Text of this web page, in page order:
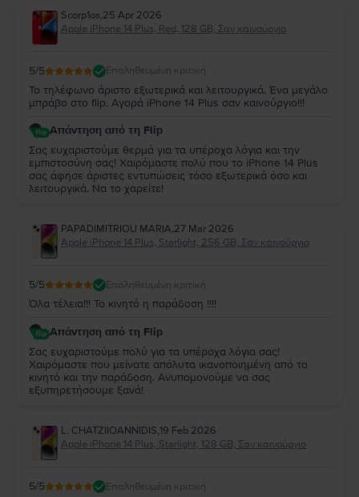
Scorp1os,25 Apr 2026
Apple iPhone 14 Plus, Red, 128 GB, Σαν καινούργιο
5/5 Επαληθευμένη κριτική
Το τηλέφωνο άριστο εξωτερικά και λειτουργικά. Ένα μεγάλο
μπράβο στο flip. Αγορά iPhone 14 Plus σαν καινούργιο!!!
Απάντηση από τη Flip
Σας ευχαριστούμε θερμά για τα υπέροχα λόγια και την
εμπιστοσύνη σας! Χαιρόμαστε πολύ που το iPhone 14 Plus
σας άφησε άριστες εντυπώσεις τόσο εξωτερικά όσο και
λειτουργικά. Να το χαρείτε!
PAPADIMITRIOU MARIA,27 Mar 2026
Apple iPhone 14 Plus, Starlight, 256 GB, Σαν καινούργιο
5/5 Επαληθευμένη κριτική
Όλα τέλεια!!! Το κινητό η παράδοση !!!!
Απάντηση από τη Flip
Σας ευχαριστούμε πολύ για τα υπέροχα λόγια σας!
Χαιρόμαστε που μείνατε απόλυτα ικανοποιημένη από το
κινητό και την παράδοση. Ανυπομονούμε να σας
εξυπηρετήσουμε ξανά!
L. CHATZIIOANNIDIS,19 Feb 2026
Apple iPhone 14 Plus, Starlight, 128 GB, Σαν καινούργιο
5/5 Επαληθευμένη κριτική